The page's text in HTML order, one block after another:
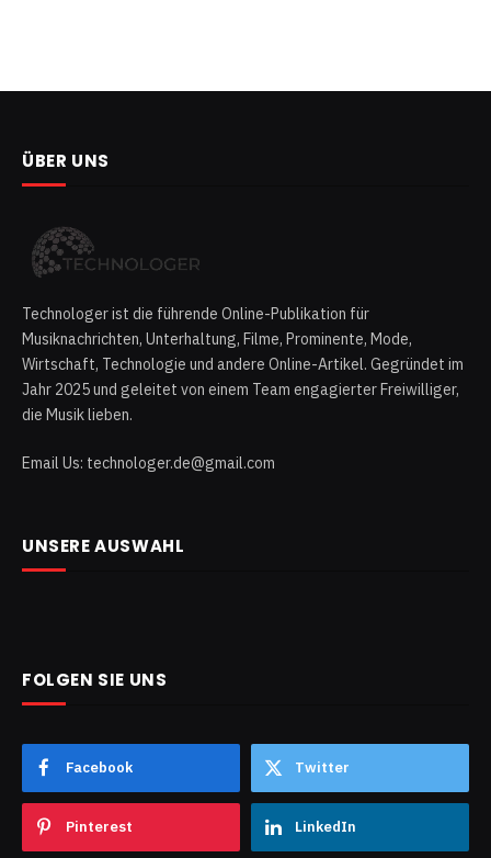
ÜBER UNS
Technologer ist die führende Online-Publikation für
Musiknachrichten, Unterhaltung, Filme, Prominente, Mode,
Wirtschaft, Technologie und andere Online-Artikel. Gegründet im
Jahr 2025 und geleitet von einem Team engagierter Freiwilliger,
die Musik lieben.
Email Us: technologer.de@gmail.com
UNSERE AUSWAHL
FOLGEN SIE UNS
Facebook Twitter
Pinterest LinkedIn